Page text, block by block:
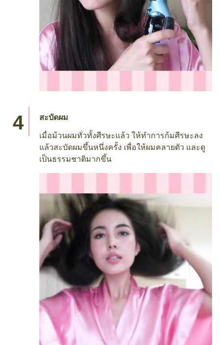
สะบัดผม
เมื่อม้วนผมทั่วทั้งศีรษะแล้ว ให้ทำการก้มศีรษะลง
แล้วสะบัดผมขึ้นหนึ่งครั้ง เพื่อให้ผมคลายตัว และดู
เป็นธรรมชาติมากขึ้น